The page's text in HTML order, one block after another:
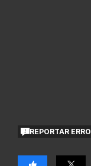
REPORTAR ERRO